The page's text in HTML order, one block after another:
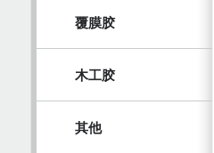
覆膜胶
木工胶
其他